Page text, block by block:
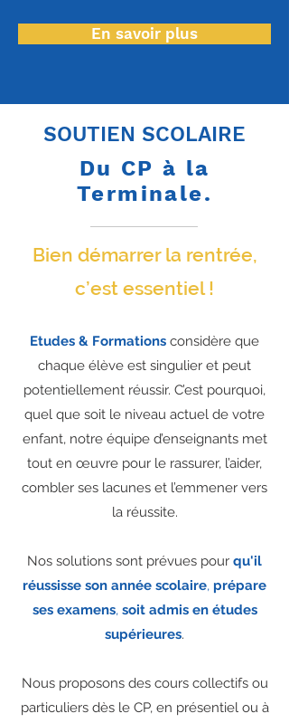
En savoir plus
Du CP à la
Terminale.
Bien démarrer la rentrée,
c’est essentiel !
Etudes & Formations considère que
chaque élève est singulier et peut
potentiellement réussir. C’est pourquoi,
quel que soit le niveau actuel de votre
enfant, notre équipe d’enseignants met
tout en œuvre pour le rassurer, l’aider,
combler ses lacunes et l’emmener vers
la réussite.
Nos solutions sont prévues pour qu'il
réussisse son année scolaire, prépare
ses examens, soit admis en études
supérieures.
Nous proposons des cours collectifs ou
particuliers dès le CP, en présentiel ou à
SOUTIEN SCOLAIRE